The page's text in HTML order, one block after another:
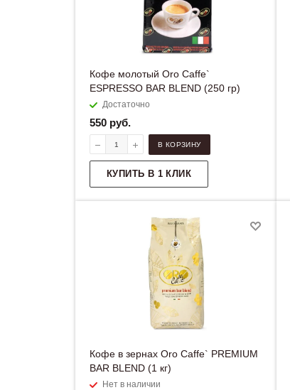
Кофе молотый Oro Caffe`
ESPRESSO BAR BLEND (250 гр)
Достаточно
550 руб.
В КОРЗИНУ
КУПИТЬ В 1 КЛИК
Кофе в зернах Oro Caffe` PREMIUM
BAR BLEND (1 кг)
Нет в наличии